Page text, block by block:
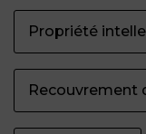
Propriété
Recouvrement